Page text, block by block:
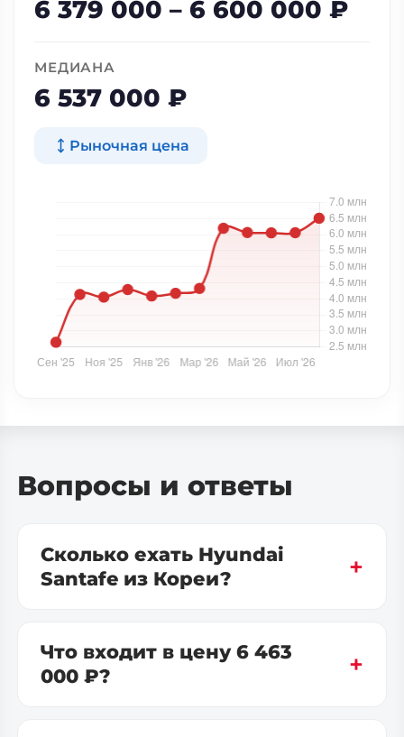
6 379 000 – 6 600 000 ₽
МЕДИАНА
6 537 000 ₽
Рыночная цена
Вопросы и ответы
Сколько ехать Hyundai
Santafe из Кореи?
Что входит в цену 6 463
000 ₽?